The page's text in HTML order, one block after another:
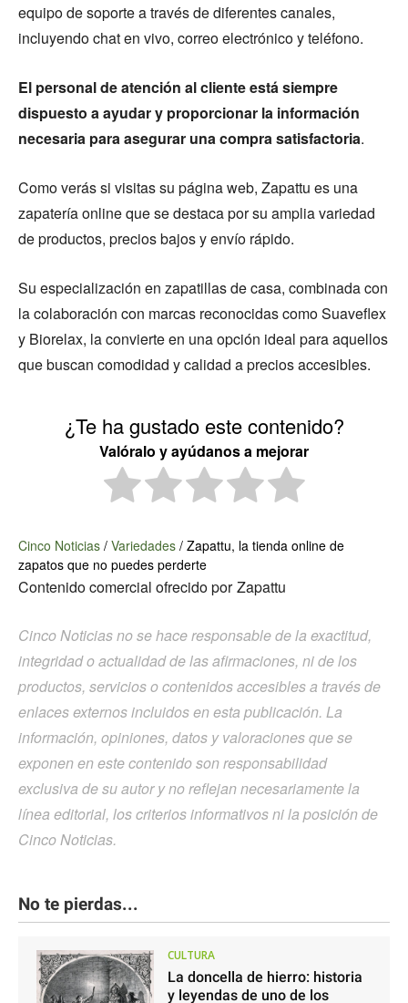
equipo de soporte a través de diferentes canales,
incluyendo chat en vivo, correo electrónico y teléfono.
El personal de atención al cliente está siempre
dispuesto a ayudar y proporcionar la información
necesaria para asegurar una compra satisfactoria.
Como verás si visitas su página web, Zapattu es una
zapatería online que se destaca por su amplia variedad
de productos, precios bajos y envío rápido.
Su especialización en zapatillas de casa, combinada con
la colaboración con marcas reconocidas como Suaveflex
y Biorelax, la convierte en una opción ideal para aquellos
que buscan comodidad y calidad a precios accesibles.
¿Te ha gustado este contenido?
Valóralo y ayúdanos a mejorar
Cinco Noticias / Variedades / Zapattu, la tienda online de
zapatos que no puedes perderte
Contenido comercial ofrecido por Zapattu
Cinco Noticias no se hace responsable de la exactitud,
integridad o actualidad de las afirmaciones, ni de los
productos, servicios o contenidos accesibles a través de
enlaces externos incluidos en esta publicación. La
información, opiniones, datos y valoraciones que se
exponen en este contenido son responsabilidad
exclusiva de su autor y no reflejan necesariamente la
línea editorial, los criterios informativos ni la posición de
Cinco Noticias.
No te pierdas...
CULTURA
La doncella de hierro: historia
y leyendas de uno de los